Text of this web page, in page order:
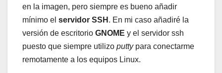
en la imagen, pero siempre es bueno añadir
mínimo el servidor SSH . En mi caso añadiré la
versión de escritorio GNOME y el servidor ssh
puesto que siempre utilizo putty para conectarme
remotamente a los equipos Linux.